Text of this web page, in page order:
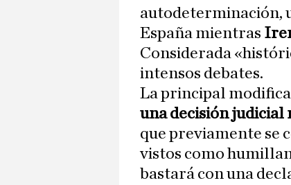
autodeterminación,
España mientras
Considerada
intensos debates.
La principal
una decisión judicial
que previamente se
vistos como
bastará con una